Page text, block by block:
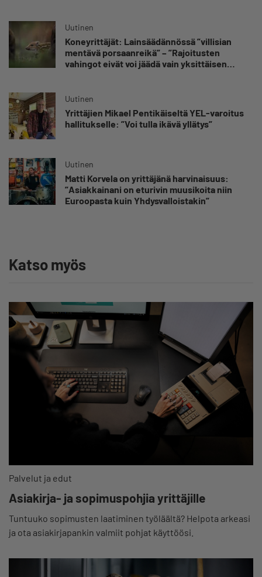
Uutinen
Koneyrittäjät: Lainsäädännössä ”villisian
mentävä porsaanreikä” – ”Rajoitusten
vahingot eivät voi jäädä vain yksittäisen
Uutinen
Yrittäjien Mikael Pentikäiseltä YEL-varoitus
hallitukselle: ”Voi tulla ikävä yllätys”
Uutinen
Matti Korvela on yrittäjänä harvinaisuus:
”Asiakkainani on eturivin muusikoita niin
Euroopasta kuin Yhdysvalloistakin”
Katso myös
Palvelut ja edut
Asiakirja- ja sopimuspohjia yrittäjille
Tuntuuko sopimusten laatiminen työläältä? Helpota arkeasi
ja ota asiakirjapankin valmiit pohjat käyttöösi.